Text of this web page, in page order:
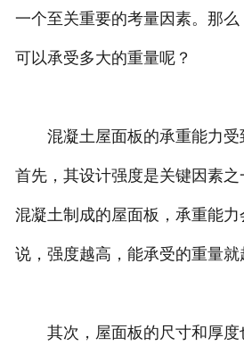
一个至关重要的考量因素。那么
可以承受多大的重量呢？
混凝土屋面板的承重能力受
首先，其设计强度是关键因素
混凝土制成的屋面板，承重能
说，强度越高，能承受的重量就
其次，屋面板的尺寸和厚度